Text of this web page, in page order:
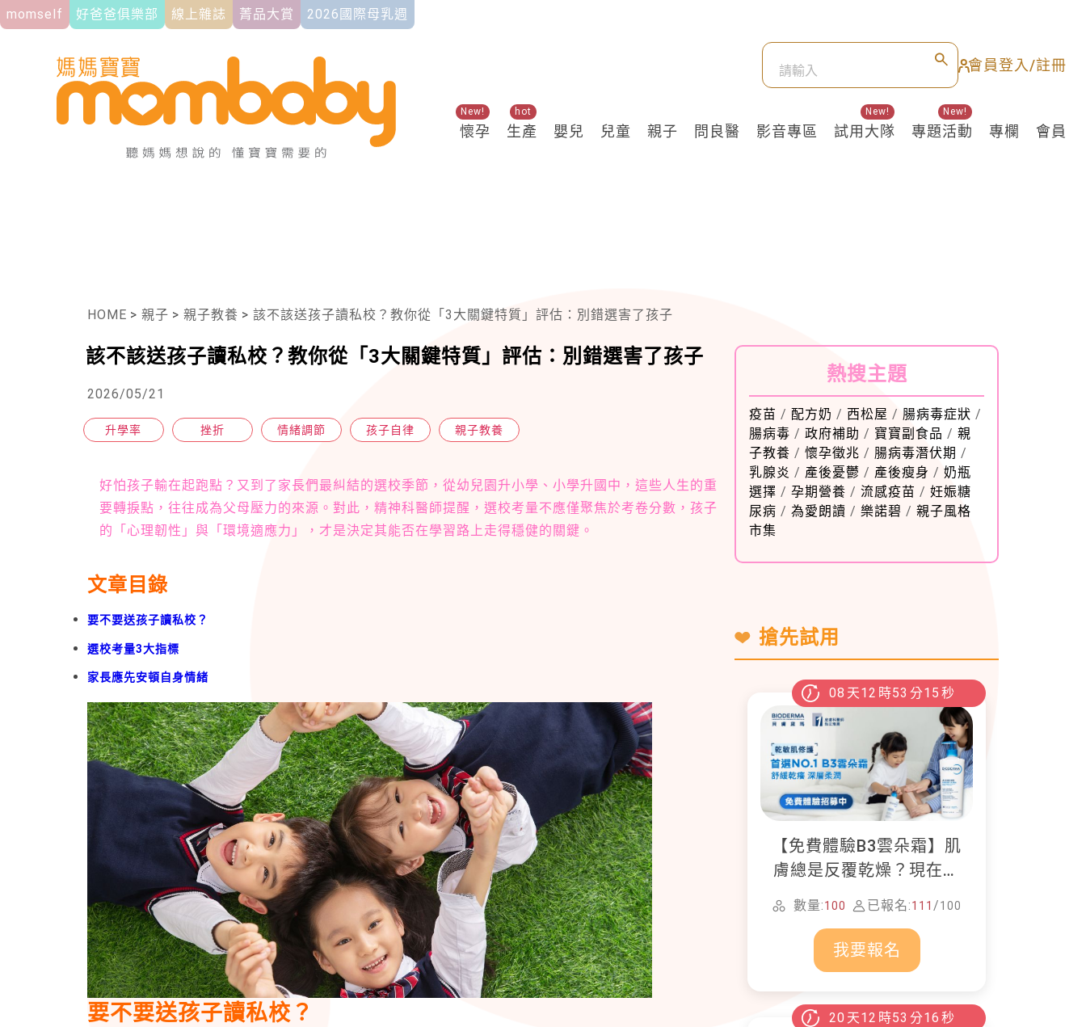
momself 好爸爸俱樂部 線上雜誌 菁品大賞 2026國際母乳週
會員登入/註冊
懷孕
New!
生產
hot
嬰兒 兒童 親子 問良醫 影音專區 試用大隊
New!
專題活動
New!
專欄 會員
HOME > 親子 > 親子教養 > 該不該送孩子讀私校？教你從「3大關鍵特質」評估：別錯選害了孩子
該不該送孩子讀私校？教你從「3大關鍵特質」評估：別錯選害了孩子
2026/05/21
升學率 挫折 情緒調節 孩子自律 親子教養
好怕孩子輸在起跑點？又到了家長們最糾結的選校季節，從幼兒園升小學、小學升國中，這些人生的重
要轉捩點，往往成為父母壓力的來源。對此，精神科醫師提醒，選校考量不應僅聚焦於考卷分數，孩子
的「心理韌性」與「環境適應力」，才是決定其能否在學習路上走得穩健的關鍵。
文章目錄
要不要送孩子讀私校？
選校考量3大指標
家長應先安頓自身情緒
要不要送孩子讀私校？
熱搜主題
疫苗 / 配方奶 / 西松屋 / 腸病毒症狀 /
腸病毒 / 政府補助 / 寶寶副食品 / 親
子教養 / 懷孕徵兆 / 腸病毒潛伏期 /
乳腺炎 / 產後憂鬱 / 產後瘦身 / 奶瓶
選擇 / 孕期營養 / 流感疫苗 / 妊娠糖
尿病 / 為愛朗讀 / 樂諾碧 / 親子風格
市集
搶先試用
08 天12 時53 分14 秒
【免費體驗B3雲朵霜】肌
膚總是反覆乾燥？現在就
加入貝膚黛瑪修護體驗計
畫！
數量:100 已報名:111 /100
我要報名
20 天12 時53 分15 秒